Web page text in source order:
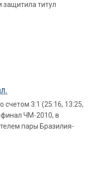
защитила титул
3:1 (25:16, 13:25,
ЧМ-2010, в
пары Бразилия-